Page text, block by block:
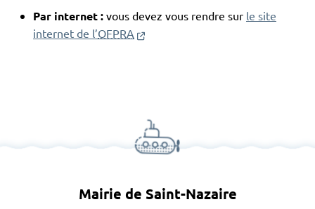
Par internet : vous devez vous rendre sur le site
internet de l’OFPRA (nouvelle fenêtre)
Mairie de Saint-Nazaire